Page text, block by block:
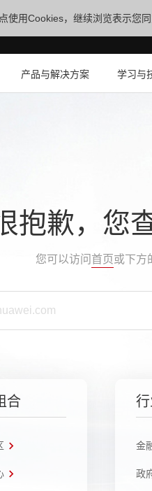
使用Cookies，继续浏览表示您
产品与解决方案 学习与
抱歉，您
您可以访问 首页或下方
合
金
政